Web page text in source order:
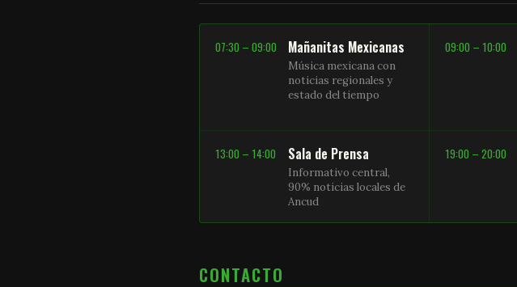
07:30 – 09:00 Mañanitas Mexicanas
Música mexicana con
noticias regionales y
estado del tiempo
09:00 – 10:00
13:00 – 14:00 Sala de Prensa
Informativo central,
90% noticias locales de
Ancud
19:00 – 20:00
CONTACTO